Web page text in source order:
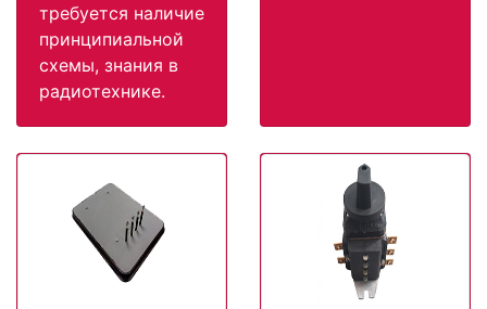
требуется наличие
принципиальной
схемы, знания в
радиотехнике.